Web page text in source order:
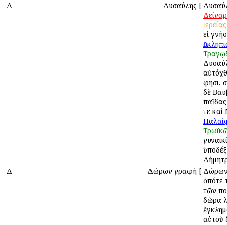
Δ
Δυσαύλης [
ἱερείας
εἰ
φησι,
δὲ
τε καὶ
Δ
Δώρων γραφή [
ὁπότε
τῶν
δῶρα
αὐτοῦ